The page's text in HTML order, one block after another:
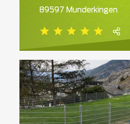
89597 Munderkingen